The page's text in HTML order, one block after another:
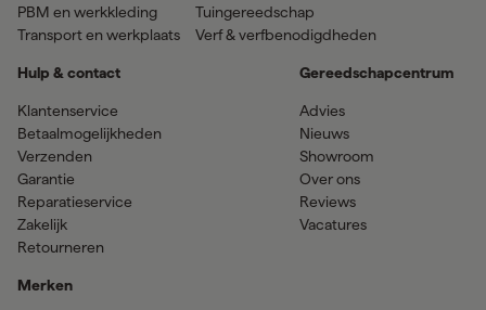
PBM en werkkleding
Transport en werkplaats
Tuingereedschap
Verf & verfbenodigdheden
Hulp & contact
Klantenservice
Betaalmogelijkheden
Verzenden
Garantie
Reparatieservice
Zakelijk
Retourneren
Merken
Gereedschapcentrum
Advies
Nieuws
Showroom
Over ons
Reviews
Vacatures